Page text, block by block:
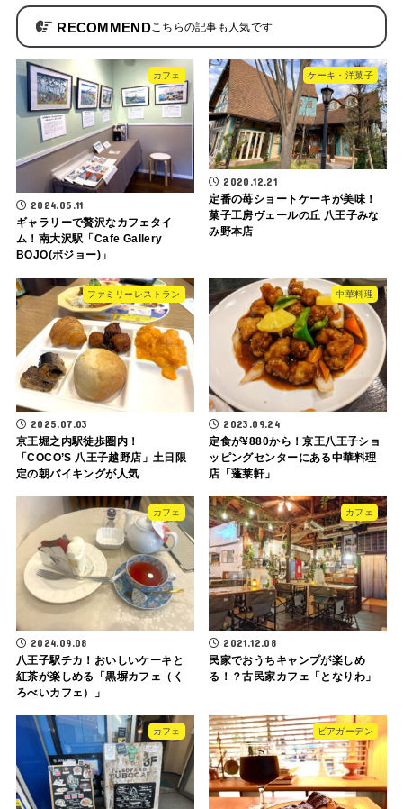
RECOMMEND
カフェ
2024.05.11
ギャラリーで贅沢なカフェタイ
ム！南大沢駅「Cafe Gallery
BOJO(ボジョー)」
ケーキ・洋菓子
2020.12.21
定番の苺ショートケーキが美味！
菓子工房ヴェールの丘 八王子みな
み野本店
ファミリーレストラン
2025.07.03
京王堀之内駅徒歩圏内！
「COCO’S 八王子越野店」土日限
定の朝バイキングが人気
中華料理
2023.09.24
定食が¥880から！京王八王子ショ
ッピングセンターにある中華料理
店「蓬莱軒」
カフェ
2024.09.08
八王子駅チカ！おいしいケーキと
紅茶が楽しめる「黒塀カフェ（く
ろべいカフェ）」
カフェ
2021.12.08
民家でおうちキャンプが楽しめ
る！？古民家カフェ「となりわ」
カフェ ビアガーデン